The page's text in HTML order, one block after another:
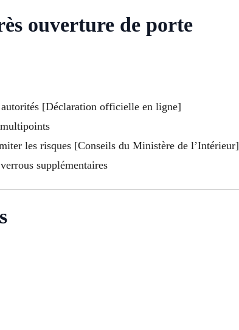
ouverture de porte
[Déclaration officielle en ligne]
les risques [Conseils du Ministère de l’Intérieur]
supplémentaires